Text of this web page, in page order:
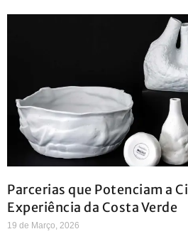
Parcerias que Potenciam a
Experiência da Costa Verde
19 de Março, 2026